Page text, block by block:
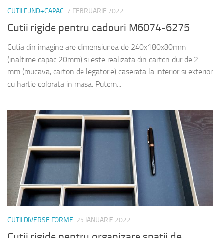
CUTII FUND+CAPAC 7 FEBRUARIE 2022
Cutii rigide pentru cadouri M6074-6275
Cutia din imagine are dimensiunea de 240x180x80mm
(inaltime capac 20mm) si este realizata din carton dur de 2
mm (mucava, carton de legatorie) caserata la interior si exterior
cu hartie colorata in masa. Putem...
CUTII DIVERSE FORME 25 IANUARIE 2022